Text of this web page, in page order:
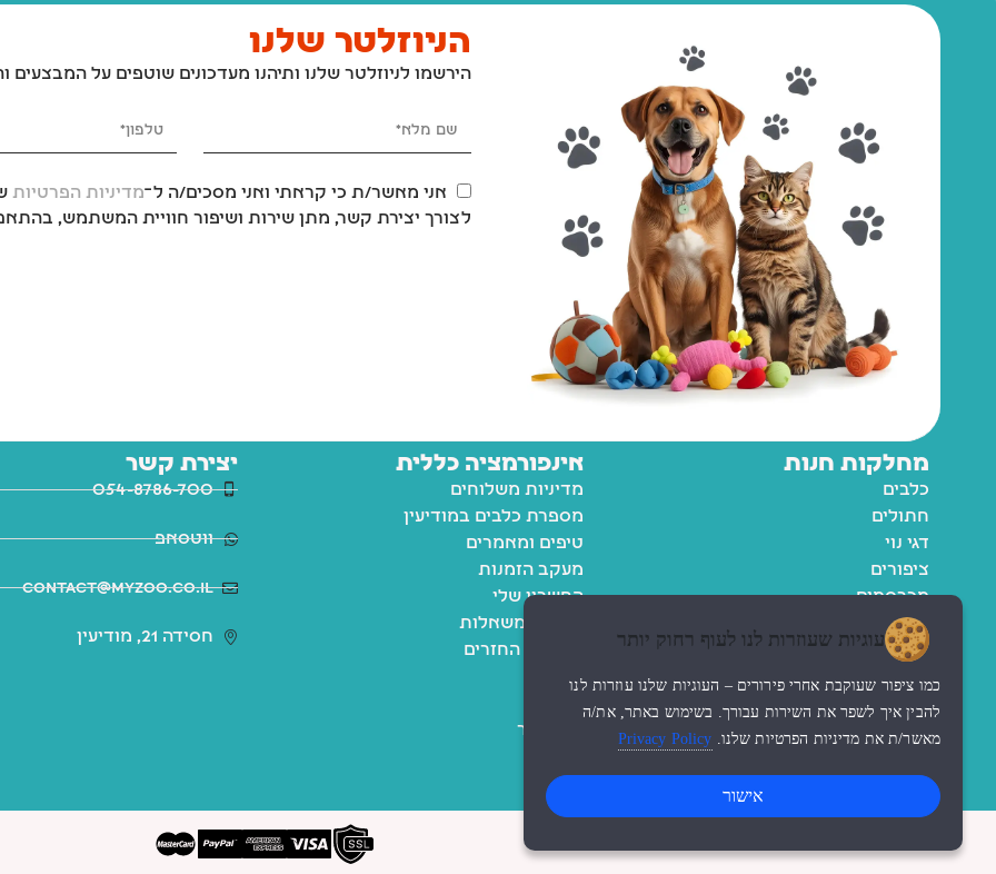
הניוזלטר שלנו
הירשמו לניוזלטר שלנו ותיהנו מעדכונים שוטפים על המבצעים
אני מאשר/ת כי קראתי ואני מסכים/ה ל־מדיניות הפרטיות
לצורך יצירת קשר, מתן שירות ושיפור חוויית המשתמש,
מחלקות חנות
כלבים
חתולים
דגי נוי
ציפורים
מכרסמים
אינפורמציה כללית
מדיניות משלוחים
מספרת כלבים במודיעין
טיפים ומאמרים
מעקב הזמנות
החשבון שלי
רשימת משאלות
מדיניות החזרים
תקנון
נגישות
צור קשר
יצירת קשר
054-8786-700
ווטסאפ
contact@myzoo.co.il
חסידה 21, מודיעין עוגיות שעוזרות לנו לעוף רחוק יותר
כמו ציפור שעוקבת אחרי פירורים – העוגיות שלנו עוזרות לנו
להבין איך לשפר את השירות עבורך. בשימוש באתר, את/ה
מאשר/ת את מדיניות הפרטיות שלנו. Privacy Policy
אישור